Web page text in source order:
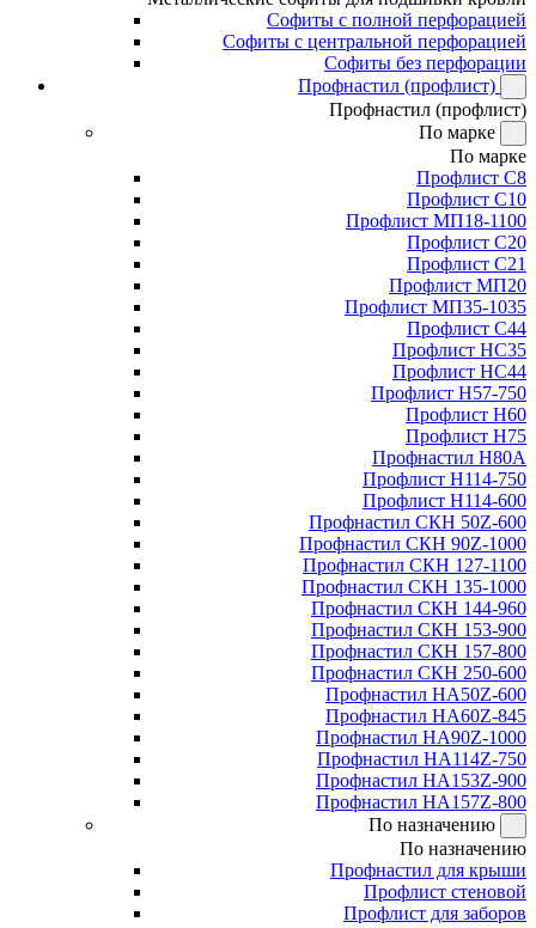
Софиты с полной перфорацией
Софиты с центральной перфорацией
Софиты без перфорации
Профнастил (профлист)
Профнастил (профлист)
По марке
По марке
Профлист С8
Профлист С10
Профлист МП18-1100
Профлист С20
Профлист С21
Профлист МП20
Профлист МП35-1035
Профлист С44
Профлист НС35
Профлист НС44
Профлист Н57-750
Профлист Н60
Профлист Н75
Профнастил Н80А
Профлист Н114-750
Профлист Н114-600
Профнастил СКН 50Z-600
Профнастил СКН 90Z-1000
Профнастил СКН 127-1100
Профнастил СКН 135-1000
Профнастил СКН 144-960
Профнастил СКН 153-900
Профнастил СКН 157-800
Профнастил СКН 250-600
Профнастил НА50Z-600
Профнастил НА60Z-845
Профнастил НА90Z-1000
Профнастил НА114Z-750
Профнастил НА153Z-900
Профнастил НА157Z-800
По назначению
По назначению
Профнастил для крыши
Профлист стеновой
Профлист для заборов